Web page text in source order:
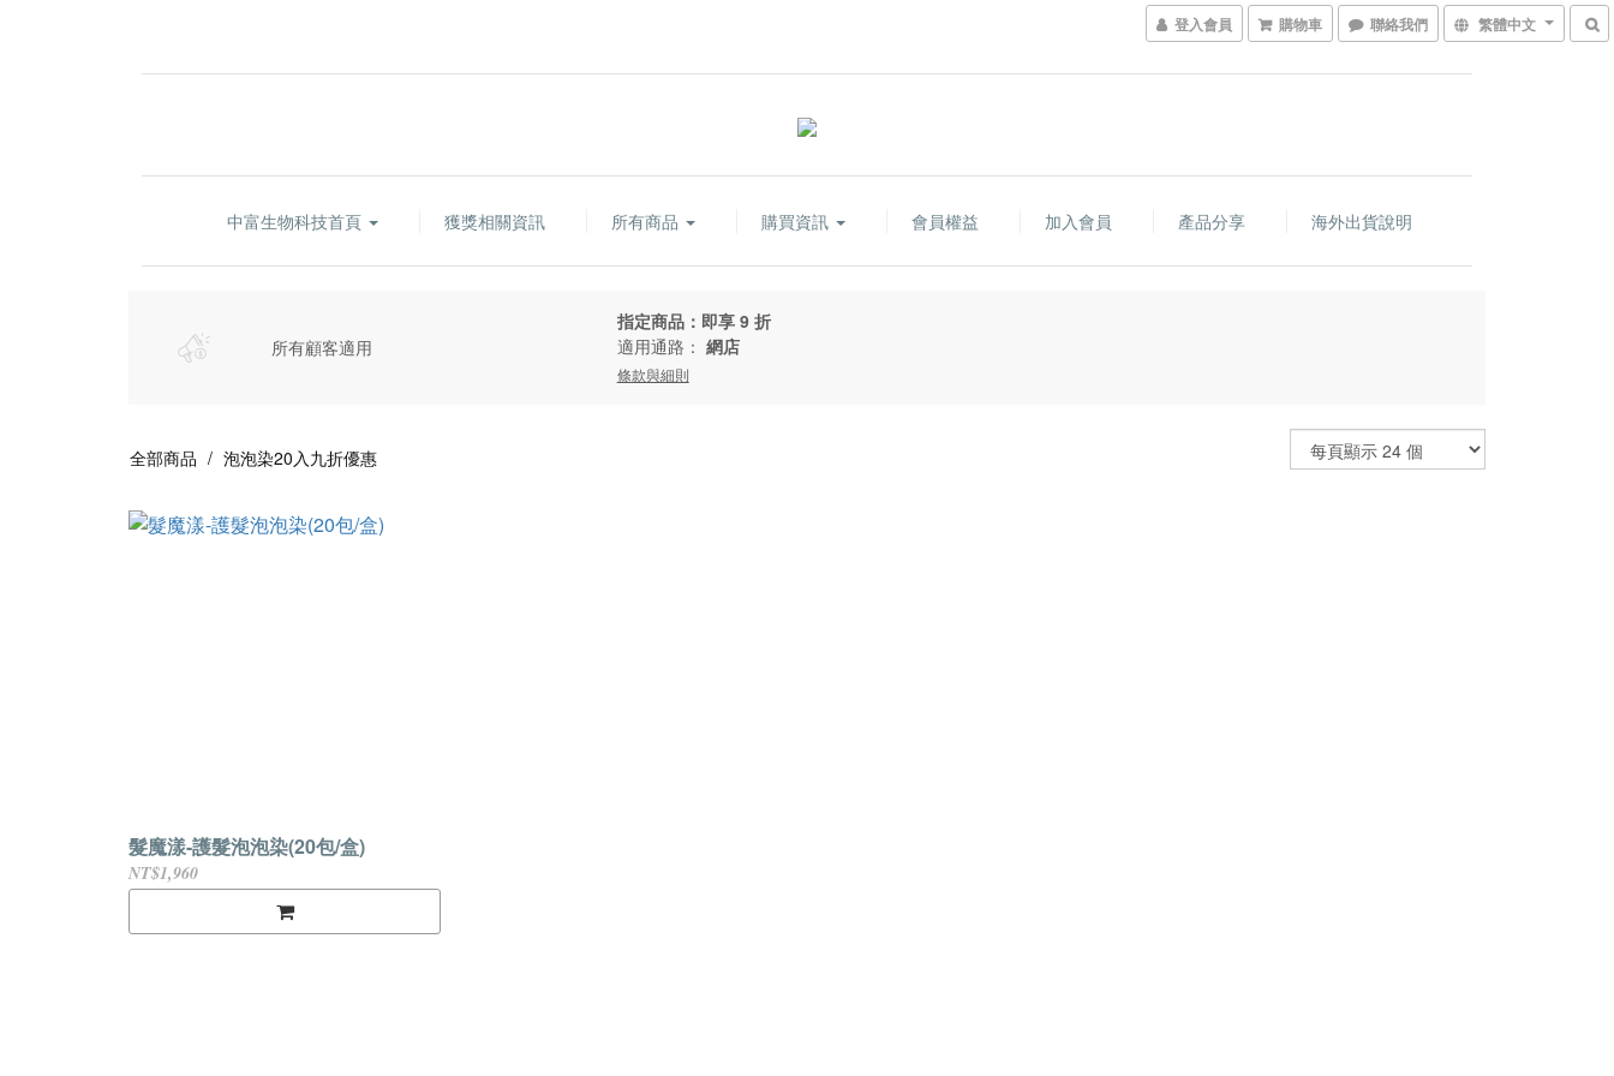
登入會員 購物車 聯絡我們 繁體中文
中富生物科技首頁 獲獎相關資訊 所有商品 購買資訊 會員權益 加入會員 產品分享 海外出貨說明
所有顧客適用
指定商品：即享 9 折
適用通路： 網店
條款與細則
全部商品 泡泡染20入九折優惠
髮魔漾-護髮泡泡染(20包/盒)
NT$1,960